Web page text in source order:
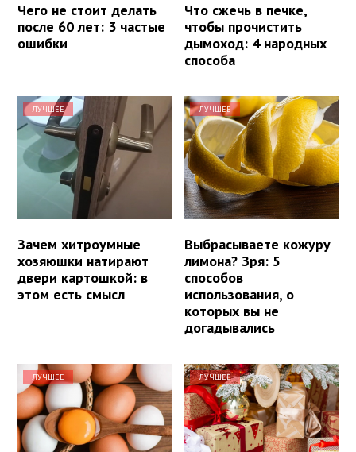
Чего не стоит делать
после 60 лет: 3 частые
ошибки
Что сжечь в печке,
чтобы прочистить
дымоход: 4 народных
способа
ЛУЧШЕЕ
Зачем хитроумные
хозяюшки натирают
двери картошкой: в
этом есть смысл
ЛУЧШЕЕ
Выбрасываете кожуру
лимона? Зря: 5
способов
использования, о
которых вы не
догадывались
ЛУЧШЕЕ ЛУЧШЕЕ